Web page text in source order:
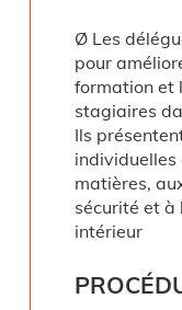
Ø Les
pour
formation et
stagiaires
Ils
individuelles
matières,
sécurité et à
intérieur